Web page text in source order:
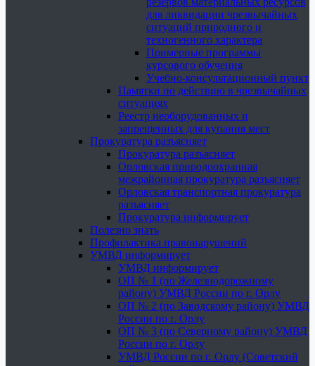
для ликвидации чрезвычайных
ситуаций природного и
техногенного характера
Примерные программы
курсового обучения
Учебно-консультационный пункт
Памятки по действию в чрезвычайных
ситуациях
Реестр необорудованных и
запрещенных для купания мест
Прокуратура разъясняет
Прокуратура разъясняет
Орловская природоохранная
межрайонная прокуратура разъясняет
Орловская транспортная прокуратура
разъясняет
Прокуратура информирует
Полезно знать
Профилактика правонарушений
УМВД информирует
УМВД информирует
ОП № 1 (по Железнодорожному
району) УМВД России по г. Орлу
ОП № 2 (по Заводскому району) УМВД
России по г. Орлу
ОП № 3 (по Северному району) УМВД
России по г. Орлу
УМВД России по г. Орлу (Советский